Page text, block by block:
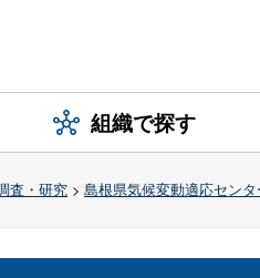
組織で探す
査・研究 > 島根県気候変動適応センタ